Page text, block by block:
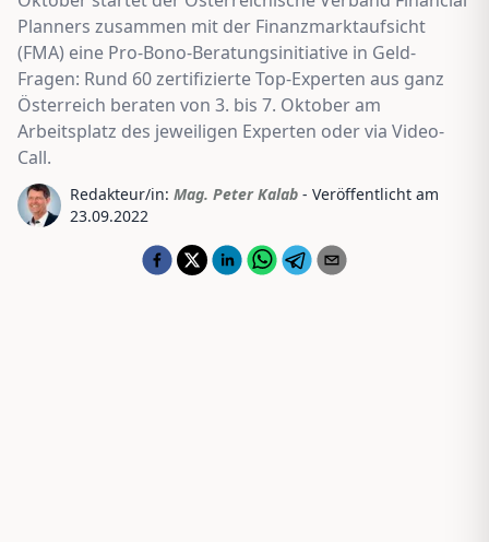
Planners zusammen mit der Finanzmarktaufsicht
(FMA) eine Pro-Bono-Beratungsinitiative in Geld-
Fragen: Rund 60 zertifizierte Top-Experten aus ganz
Österreich beraten von 3. bis 7. Oktober am
Arbeitsplatz des jeweiligen Experten oder via Video-
Call.
Redakteur/in: Mag. Peter Kalab - Veröffentlicht am
23.09.2022